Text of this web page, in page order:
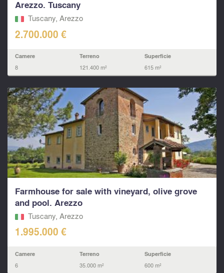
Arezzo. Tuscany
Tuscany, Arezzo
2.700.000 €
Camere
8
Terreno
121.400 m²
Superficie
615 m²
Farmhouse for sale with vineyard, olive grove
and pool. Arezzo
Tuscany, Arezzo
1.995.000 €
Camere
6
Terreno
35.000 m²
Superficie
600 m²